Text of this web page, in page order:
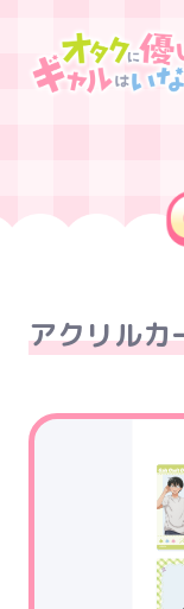
Music
アクリルカ